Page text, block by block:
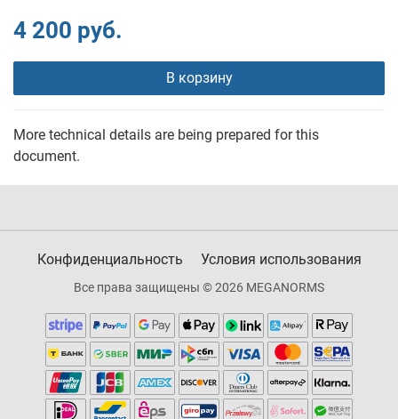
4 200 руб.
В корзину
More technical details are being prepared for this
document.
Конфиденциальность Условия использования
Все права защищены © 2026 MEGANORMS